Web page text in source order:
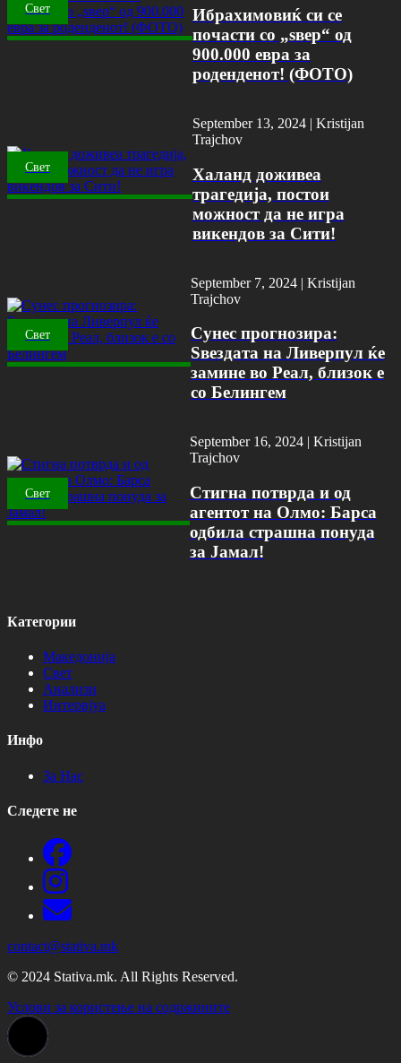
Свет
Ибрахимовиќ си се
почасти со „ѕвер“ од
900.000 евра за
роденденот! (ФОТО)
Свет
September 13, 2024 | Kristijan
Trajchov
Халанд доживеа
трагедија, постои
можност да не игра
викендов за Сити!
Свет
September 7, 2024 | Kristijan
Trajchov
Сунес прогнозира:
Ѕвездата на Ливерпул ќе
замине во Реал, близок е
со Белингем
Свет
September 16, 2024 | Kristijan
Trajchov
Стигна потврда и од
агентот на Олмо: Барса
одбила страшна понуда
за Јамал!
Категории
Македонија
Свет
Анализи
Интервјуа
Инфо
За Нас
Следете не
contact@stativa.mk
© 2024 Stativa.mk. All Rights Reserved.
Услови за користење на содржините